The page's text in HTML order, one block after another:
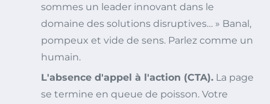
sommes un leader innovant dans le
domaine des solutions disruptives… » Banal,
pompeux et vide de sens. Parlez comme un
humain.
L'absence d'appel à l'action (CTA). La page
se termine en queue de poisson. Votre